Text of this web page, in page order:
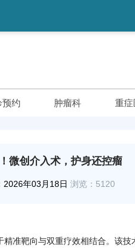
预约 肿瘤科 重症
微创介入术，护身还控瘤
2026年03月18日 浏览：5120
准靶向与双重疗效相结合。该